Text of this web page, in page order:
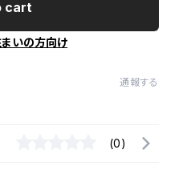
cart
いの方向け
通報する
(0)